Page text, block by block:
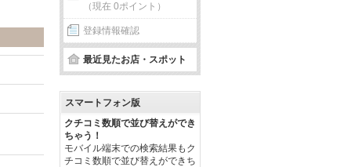
（現在 0ポイント）
登録情報確認
最近見たお店・スポット
スマートフォン版
クチコミ数順で並び替えができ
ちゃう！
モバイル端末での検索結果もク
チコミ数順で並び替えができち